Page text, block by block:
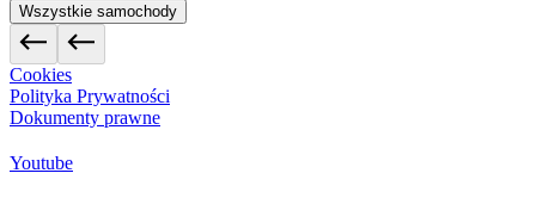
Wszystkie samochody
Cookies
Polityka Prywatności
Dokumenty prawne
Youtube